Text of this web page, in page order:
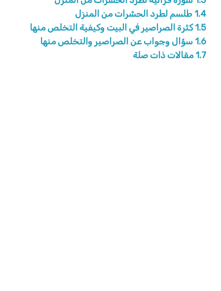
1.4طلسم لطرد الحشرات من المنزل
1.5كثرة الصراصير في البيت وكيفية التخلص منها
1.6سؤال وجواب عن الصراصير والتخلص منها
1.7مقالات ذات صلة